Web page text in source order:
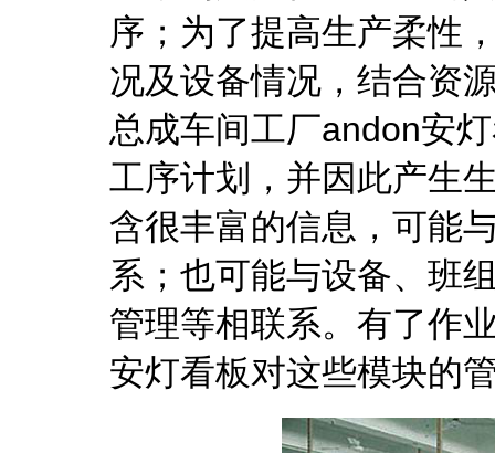
序；为了提高生产柔性
况及设备情况，结合资
总成车间工厂andon安
工序计划，并因此产生
含很丰富的信息，可能
系；也可能与设备、班
管理等相联系。有了作
安灯看板对这些模块的